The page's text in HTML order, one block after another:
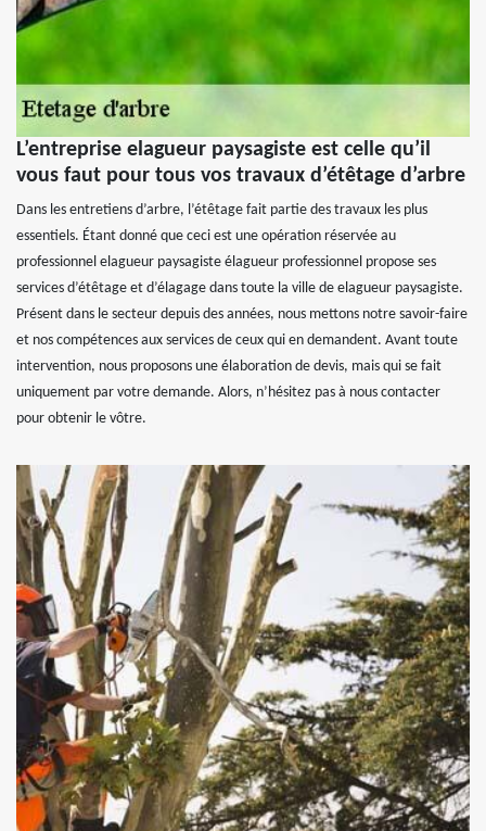
L’entreprise elagueur paysagiste est celle qu’il
vous faut pour tous vos travaux d’étêtage d’arbre
Dans les entretiens d’arbre, l’étêtage fait partie des travaux les plus
essentiels. Étant donné que ceci est une opération réservée au
professionnel elagueur paysagiste élagueur professionnel propose ses
services d’étêtage et d’élagage dans toute la ville de elagueur paysagiste.
Présent dans le secteur depuis des années, nous mettons notre savoir-faire
et nos compétences aux services de ceux qui en demandent. Avant toute
intervention, nous proposons une élaboration de devis, mais qui se fait
uniquement par votre demande. Alors, n’hésitez pas à nous contacter
pour obtenir le vôtre.